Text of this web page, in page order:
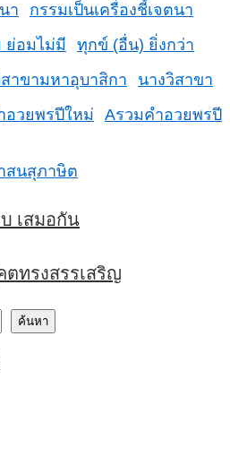
กรรมเป็นเครื่องชี้เจตนา
ทุกข์ (อื่น) ยิ่งกว่า
นางวิสาขา
Aรวมคำอวยพรปี
สนสุภาษิต
เสมอกัน
ทรงสรรเสริญ
ค้นหา